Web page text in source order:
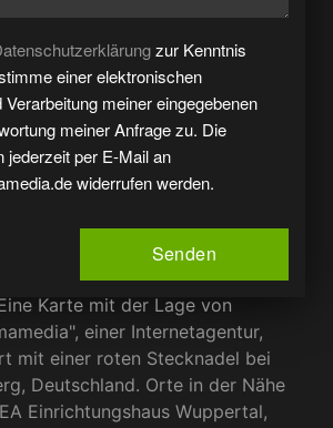
zur Kenntnis
einer elektronischen
meiner eingegebenen
meiner Anfrage zu. Die
jederzeit per E-Mail an
widerrufen werden.
Senden